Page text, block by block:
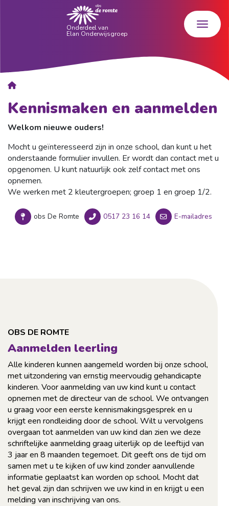
Kennismaken en aanmelden
Welkom nieuwe ouders!
Mocht u geïnteresseerd zijn in onze school, dan kunt u het
onderstaande formulier invullen. Er wordt dan contact met u
opgenomen. U kunt natuurlijk ook zelf contact met ons
opnemen.
We werken met 2 kleutergroepen; groep 1 en groep 1/2.
obs De Romte 0517 23 16 14 E-mailadres
OBS DE ROMTE
Aanmelden leerling
Alle kinderen kunnen aangemeld worden bij onze school,
met uitzondering van ernstig meervoudig gehandicapte
kinderen. Voor aanmelding van uw kind kunt u contact
opnemen met de directeur van de school. We ontvangen
u graag voor een eerste kennismakingsgesprek en u
krijgt een rondleiding door de school. Wilt u vervolgens
overgaan tot aanmelden van uw kind dan zien we deze
schriftelijke aanmelding graag uiterlijk op de leeftijd van
3 jaar en 8 maanden tegemoet. Dit geeft ons de tijd om
samen met u te kijken of uw kind zonder aanvullende
informatie geplaatst kan worden op school. Mocht dat
het geval zijn dan schrijven we uw kind in en krijgt u een
melding van inschrijving van ons.